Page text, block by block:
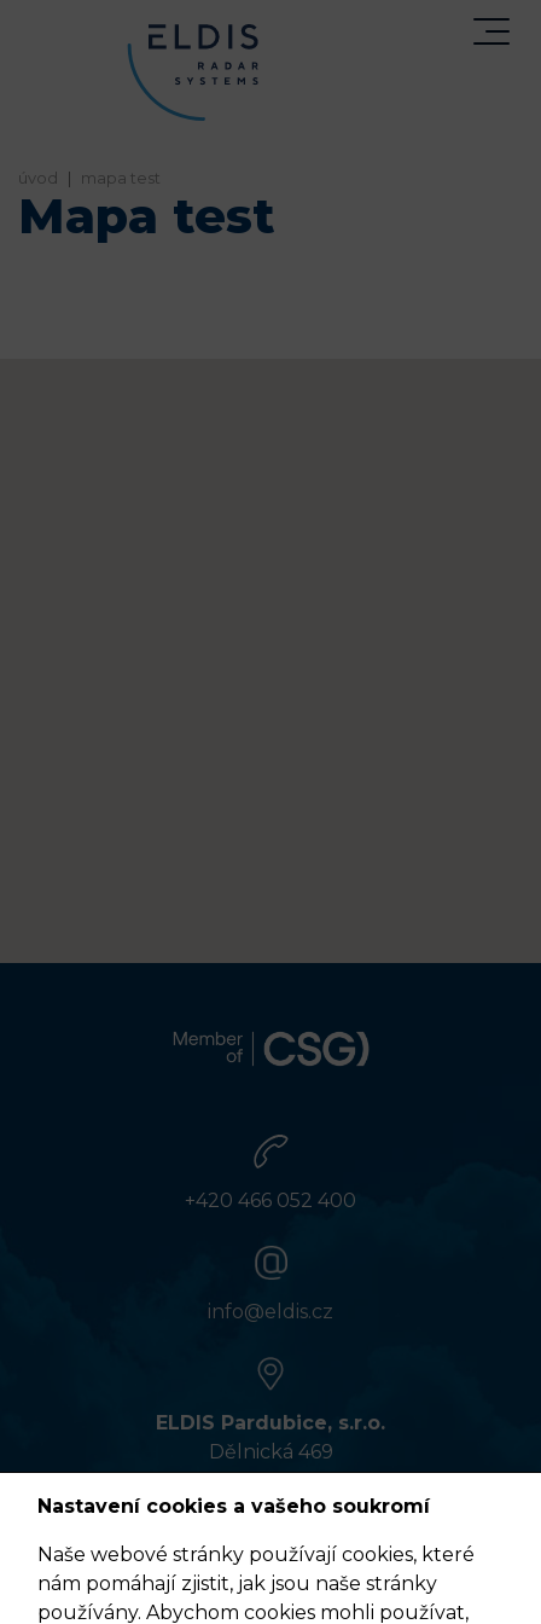
home
mapa test
Mapa test
+420 466 052 400
info@eldis.cz
ELDIS Pardubice, s.r.o.
Dělnická 469
533 01 Pardubice
VÍCE INFORMACÍ
Nastavení cookies a vašeho soukromí
Naše webové stránky používají cookies, které
nám pomáhají zjistit, jak jsou naše stránky
používány. Abychom cookies mohli používat,